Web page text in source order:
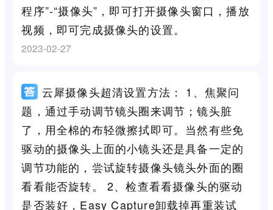
程序”-“摄像头”，即可打开摄像头窗口，播放
视频，即可完成摄像头的设置。
2023-02-27
云犀摄像头超清设置方法： 1、焦聚问
题，通过手动调节镜头圈来调节；镜头脏
了，用全棉的布轻微擦拭即可。当然有些免
驱动的摄像头上面的小镜头还是具备一定的
调节功能的，尝试旋转摄像头镜头外面的圈
看看能否旋转。 2、检查看看摄像头的驱动
是否装好，Easy Capture卸载掉再重装试